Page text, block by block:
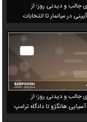
و دیدنی روز؛ از
در میانمار تا انتخابات
و دیدنی روز؛ از
هانگژو تا دادگاه ترامپ